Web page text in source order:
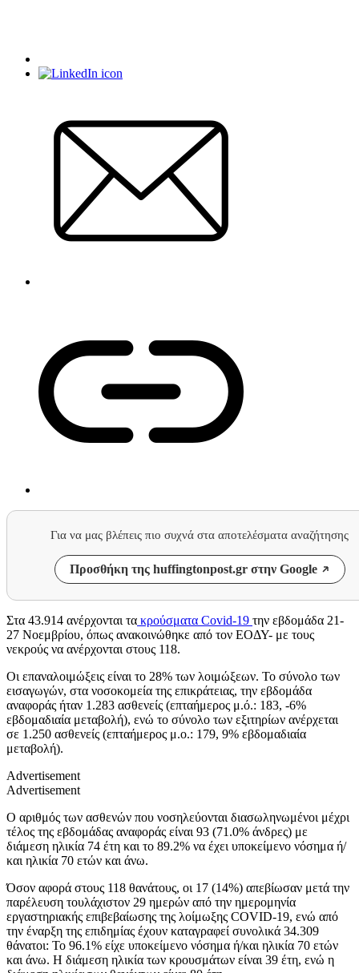
Για να μας βλέπεις πιο συχνά στα αποτελέσματα αναζήτησης
Προσθήκη της huffingtonpost.gr στην Google
Στα 43.914 ανέρχονται τα κρούσματα Covid-19 την εβδομάδα 21-
27 Νοεμβρίου, όπως ανακοινώθηκε από τον ΕΟΔΥ- με τους
νεκρούς να ανέρχονται στους 118.
Οι επαναλοιμώξεις είναι το 28% των λοιμώξεων. Το σύνολο των
εισαγωγών, στα νοσοκομεία της επικράτειας, την εβδομάδα
αναφοράς ήταν 1.283 ασθενείς (επταήμερος μ.ό.: 183, -6%
εβδομαδιαία μεταβολή), ενώ το σύνολο των εξιτηρίων ανέρχεται
σε 1.250 ασθενείς (επταήμερος μ.ο.: 179, 9% εβδομαδιαία
μεταβολή).
Advertisement
Advertisement
Ο αριθμός των ασθενών που νοσηλεύονται διασωληνωμένοι μέχρι
τέλος της εβδομάδας αναφοράς είναι 93 (71.0% άνδρες) με
διάμεση ηλικία 74 έτη και το 89.2% να έχει υποκείμενο νόσημα ή/
και ηλικία 70 ετών και άνω.
Όσον αφορά στους 118 θανάτους, οι 17 (14%) απεβίωσαν μετά την
παρέλευση τουλάχιστον 29 ημερών από την ημερομηνία
εργαστηριακής επιβεβαίωσης της λοίμωξης COVID-19, ενώ από
την έναρξη της επιδημίας έχουν καταγραφεί συνολικά 34.309
θάνατοι: Το 96.1% είχε υποκείμενο νόσημα ή/και ηλικία 70 ετών
και άνω. Η διάμεση ηλικία των κρουσμάτων είναι 39 έτη, ενώ η